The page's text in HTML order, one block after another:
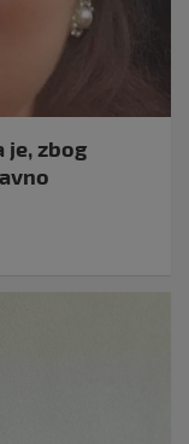
je, zbog